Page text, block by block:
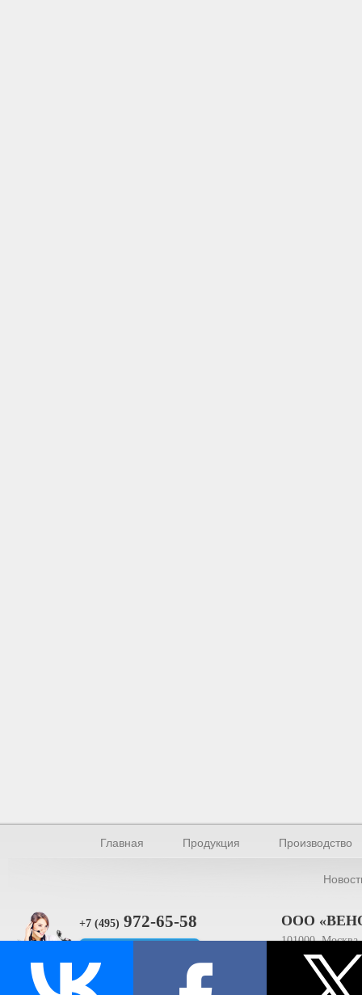
Главная Продукция Производство
+7 (495) 972-65-58 ООО
101000,
ИНН